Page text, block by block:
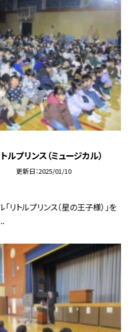
ルプリンス（ミュージカル）
更新日 2025/01/10
リトルプリンス（星の王子様）」を